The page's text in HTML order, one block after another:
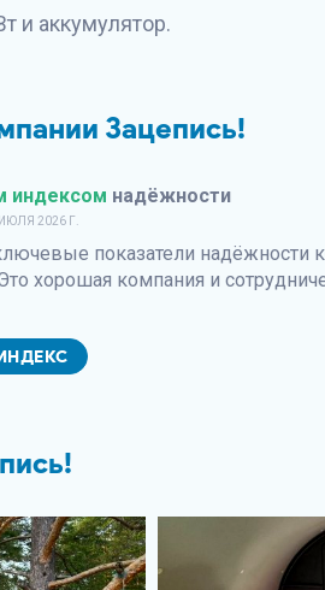
и аккумулятор.
Зацепись!
индексом надёжности
2026 Г.
показатели надёжности
хорошая компания и